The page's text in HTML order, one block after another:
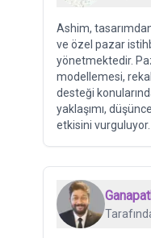
Ashim,
ve özel pazar
yönetmektedir.
modellemesi,
desteği
yaklaşımı,
etkisini vurguluyor.